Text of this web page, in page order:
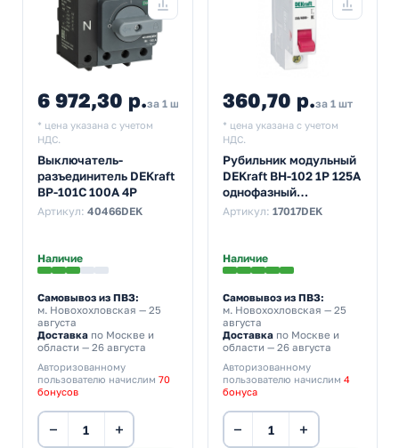
6 972,30 р.за 1 шт
* цена указана с учетом
НДС.
Выключатель-
разъединитель DEKraft
ВР-101С 100А 4Р
Артикул: 40466DEK
Наличие
Самовывоз из ПВЗ:
м. Новохохловская — 25
августа
Доставка по Москве и
области — 26 августа
Авторизованному
пользователю начислим 70
бонусов
− +
360,70 р.за 1 шт
* цена указана с учетом
НДС.
Рубильник модульный
DEKraft ВН-102 1P 125А
однофазный
(выключатель
Артикул: 17017DEK
Наличие
Самовывоз из ПВЗ:
м. Новохохловская — 25
августа
Доставкапо Москве и
области — 26 августа
Авторизованному
пользователю начислим 4
бонуса
− +